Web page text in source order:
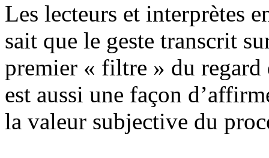
Les lecteurs et interprètes
sait que le geste transcrit
premier « filtre » du regard
est aussi une façon
la valeur subjective du